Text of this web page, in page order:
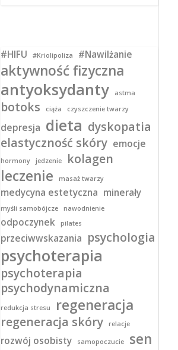
#HIFU #Kriolipoliza #Nawilżanie
aktywność fizyczna
antyoksydanty astma
botoks ciąża czyszczenie twarzy
depresja dieta dyskopatia
elastyczność skóry emocje
hormony jedzenie kolagen
leczenie masaż twarzy
medycyna estetyczna minerały
myśli samobójcze nawodnienie
odpoczynek pilates
przeciwwskazania psychologia
psychoterapia
psychoterapia
psychodynamiczna
redukcja stresu regeneracja
regeneracja skóry relacje
rozwój osobisty samopoczucie sen